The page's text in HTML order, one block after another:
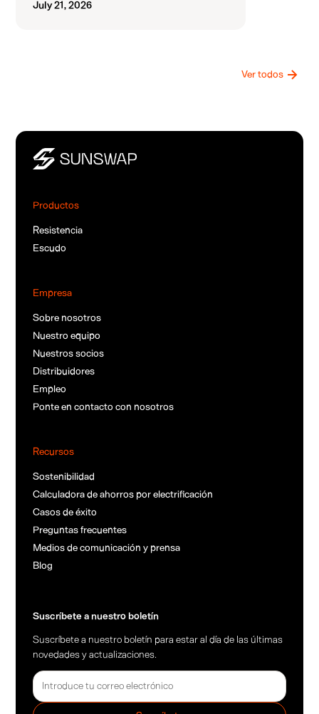
July 21, 2026
Ver todos
Productos
Resistencia
Escudo
Empresa
Sobre nosotros
Nuestro equipo
Nuestros socios
Distribuidores
Empleo
Ponte en contacto con nosotros
Recursos
Sostenibilidad
Calculadora de ahorros por electrificación
Casos de éxito
Preguntas frecuentes
Medios de comunicación y prensa
Blog
Suscríbete a nuestro boletín
Suscríbete a nuestro boletín para estar al día de las últimas
novedades y actualizaciones.